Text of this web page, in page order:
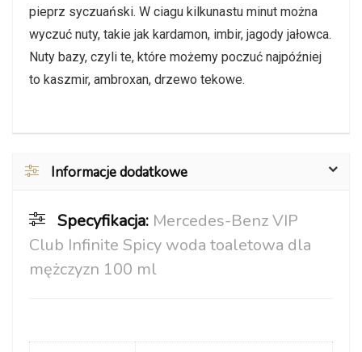
pieprz syczuański. W ciagu kilkunastu minut można
wyczuć nuty, takie jak kardamon, imbir, jagody jałowca.
Nuty bazy, czyli te, które możemy poczuć najpóźniej
to kaszmir, ambroxan, drzewo tekowe.
Informacje dodatkowe
Specyfikacja: Mercedes-Benz VIP
Club Infinite Spicy woda toaletowa dla
mężczyzn 100 ml